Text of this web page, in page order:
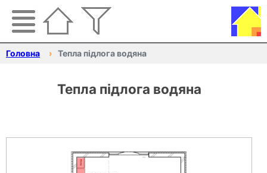
Головна Тепла підлога водяна
Тепла підлога водяна